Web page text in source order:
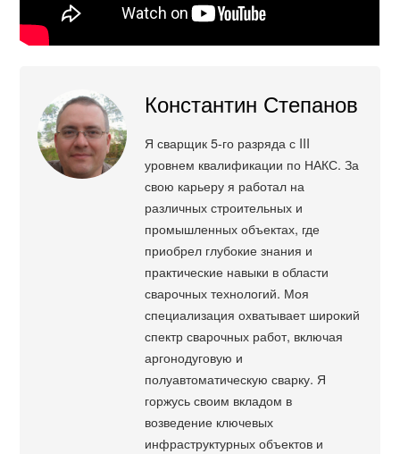
Константин Степанов
Я сварщик 5-го разряда с III
уровнем квалификации по НАКС. За
свою карьеру я работал на
различных строительных и
промышленных объектах, где
приобрел глубокие знания и
практические навыки в области
сварочных технологий. Моя
специализация охватывает широкий
спектр сварочных работ, включая
аргонодуговую и
полуавтоматическую сварку. Я
горжусь своим вкладом в
возведение ключевых
инфраструктурных объектов и